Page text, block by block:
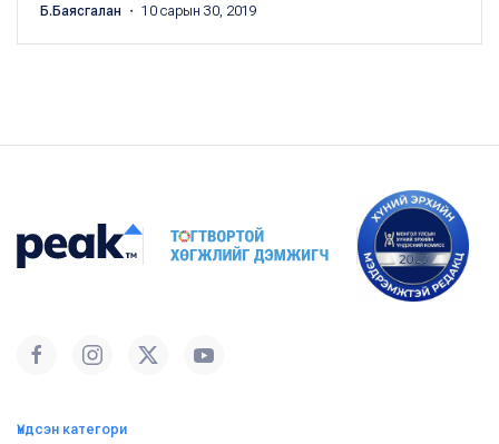
Б.Баясгалан ・ 10 сарын 30, 2019
Үндсэн категори